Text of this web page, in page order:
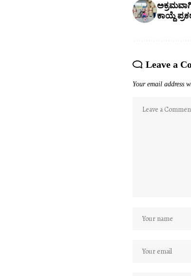
ಕಾಯ್ದೆ
Leave a
Your email address